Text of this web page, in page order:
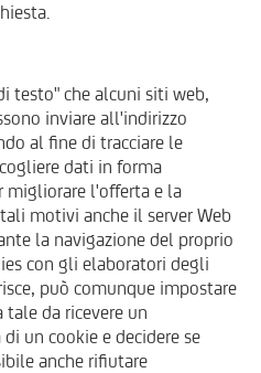
testo" che alcuni siti web,
inviare all'indirizzo
al fine di tracciare le
dati in forma
migliorare l'offerta e la
motivi anche il server Web
la navigazione del proprio
con gli elaboratori degli
può comunque impostare
da ricevere un
un cookie e decidere se
anche rifiutare